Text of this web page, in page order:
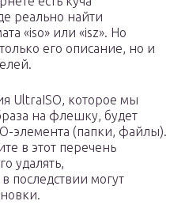
реально найти
«iso» или «isz». Но
его описание, но и
UltraISO, которое мы
на флешку, будет
элемента (папки, файлы).
в этот перечень
удалять,
последствии могут